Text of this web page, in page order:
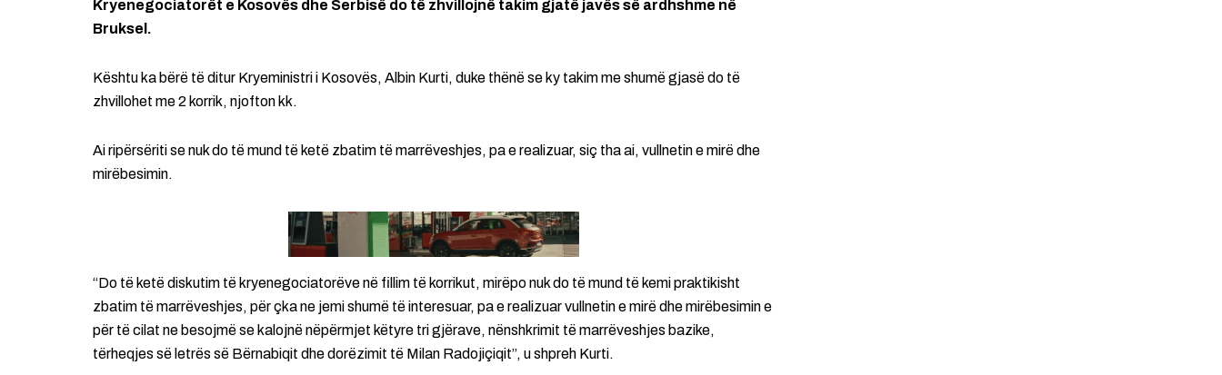
Kryenegociatorët e Kosovës dhe Serbisë do të zhvillojnë takim gjatë javës së ardhshme në
Bruksel.
Kështu ka bërë të ditur Kryeministri i Kosovës, Albin Kurti, duke thënë se ky takim me shumë gjasë do të
zhvillohet me 2 korrik, njofton kk.
Ai ripërsëriti se nuk do të mund të ketë zbatim të marrëveshjes, pa e realizuar, siç tha ai, vullnetin e mirë dhe
mirëbesimin.
“Do të ketë diskutim të kryenegociatorëve në fillim të korrikut, mirëpo nuk do të mund të kemi praktikisht
zbatim të marrëveshjes, për çka ne jemi shumë të interesuar, pa e realizuar vullnetin e mirë dhe mirëbesimin e
për të cilat ne besojmë se kalojnë nëpërmjet këtyre tri gjërave, nënshkrimit të marrëveshjes bazike,
tërheqjes së letrës së Bërnabiqit dhe dorëzimit të Milan Radojiçiqit”, u shpreh Kurti.